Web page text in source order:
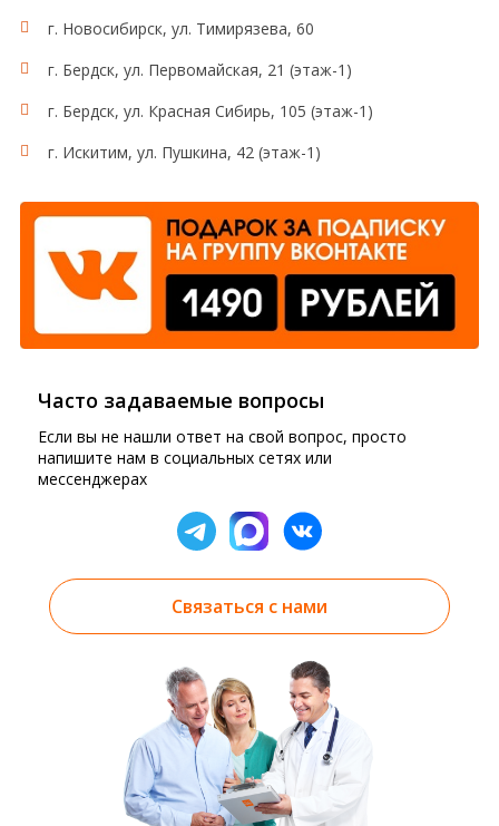
г. Новосибирск, ул. Тимирязева, 60
г. Бердск, ул. Первомайская, 21 (этаж-1)
г. Бердск, ул. Красная Сибирь, 105 (этаж-1)
г. Искитим, ул. Пушкина, 42 (этаж-1)
Часто задаваемые вопросы
Если вы не нашли ответ на свой вопрос, просто
напишите нам в социальных сетях или
мессенджерах
Связаться с нами